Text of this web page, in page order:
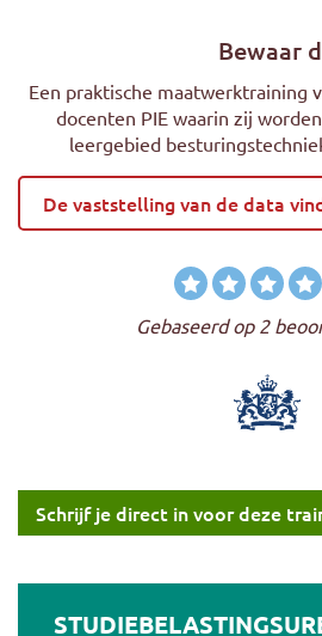
Bewaar
Een praktische maatwerktraining
docenten PIE waarin zij
leergebied
De vaststelling van de data
Gebaseerd op 2
Schrijf je direct in voor deze